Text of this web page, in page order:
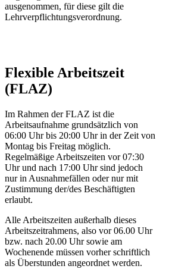
ausgenommen, für diese gilt die
Lehrverpflichtungsverordnung.
Flexible Arbeitszeit
(FLAZ)
Im Rahmen der FLAZ ist die
Arbeitsaufnahme grundsätzlich von
06:00 Uhr bis 20:00 Uhr in der Zeit von
Montag bis Freitag möglich.
Regelmäßige Arbeitszeiten vor 07:30
Uhr und nach 17:00 Uhr sind jedoch
nur in Ausnahmefällen oder nur mit
Zustimmung der/des Beschäftigten
erlaubt.
Alle Arbeitszeiten außerhalb dieses
Arbeitszeitrahmens, also vor 06.00 Uhr
bzw. nach 20.00 Uhr sowie am
Wochenende müssen vorher schriftlich
als Überstunden angeordnet werden.